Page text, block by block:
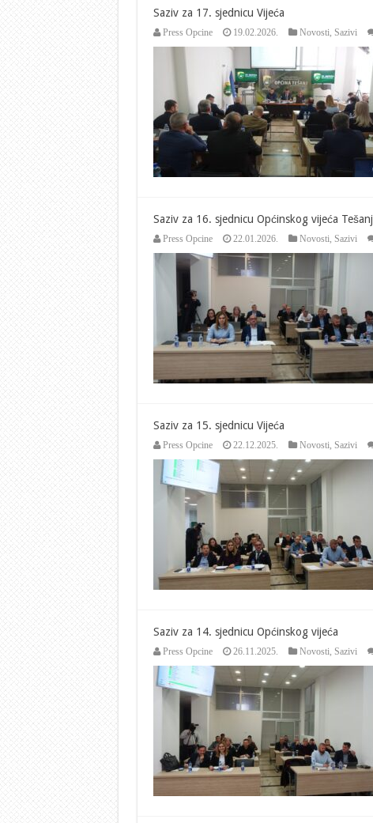
Saziv za 17. sjednicu Vijeća
Press Opcine 19.02.2026. Novosti, Sazivi
Saziv za 16. sjednicu Općinskog vijeća Tešanj
Press Opcine 22.01.2026. Novosti, Sazivi
Saziv za 15. sjednicu Vijeća
Press Opcine 22.12.2025. Novosti, Sazivi
Saziv za 14. sjednicu Općinskog vijeća
Press Opcine 26.11.2025. Novosti, Sazivi